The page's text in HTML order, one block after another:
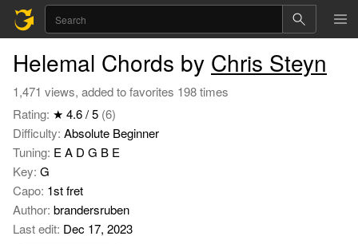
Helemal Chords by Chris Steyn
1,471 views, added to favorites 198 times
Rating: ★ 4.6 / 5 (6)
Difficulty: Absolute Beginner
Tuning: E A D G B E
Key: G
Capo: 1st fret
Author: brandersruben
Last edit: Dec 17, 2023